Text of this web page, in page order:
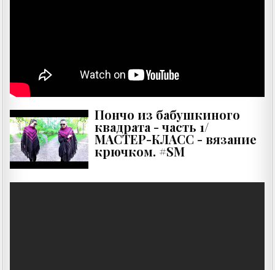
Пончо из бабушкиного
квадрата - часть 1/
МАСТЕР-КЛАСС - вязание
крючком. #SM